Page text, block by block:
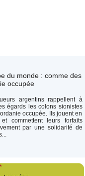
du monde : comme des
occupée
argentins rappellent à
égards les colons sionistes
occupée. Ils jouent en
et commettent leurs forfaits
par une solidarité de